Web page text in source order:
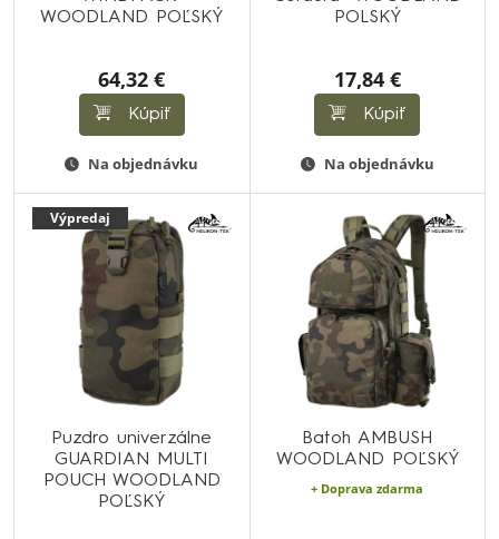
WOODLAND POĽSKÝ
64,32 €
Kúpiť
Na objednávku
POLSKÝ
17,84 €
Kúpiť
Na objednávku
Výpredaj
Puzdro univerzálne
GUARDIAN MULTI
POUCH WOODLAND
POĽSKÝ
Batoh AMBUSH
WOODLAND POĽSKÝ
+ Doprava zdarma